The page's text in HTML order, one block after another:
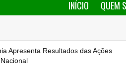
INÍCIO QUEM
Apresenta Resultados das Ações